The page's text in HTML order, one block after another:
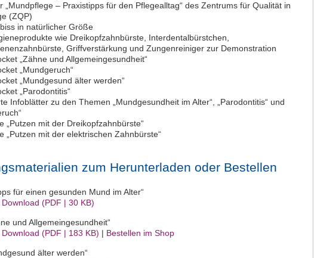
„Mundpflege – Praxistipps für den Pflegealltag“ des Zentrums für Qualität in
(ZQP)
in natürlicher Größe
wie Dreikopfzahnbürste, Interdentalbürstchen,
Griffverstärkung und Zungenreiniger zur Demonstration
„Zähne und Allgemeingesundheit“
„Mundgeruch“
„Mundgesund älter werden“
„Parodontitis“
Infoblätter zu den Themen „Mundgesundheit im Alter“, „Parodontitis“ und
„Putzen mit der Dreikopfzahnbürste“
„Putzen mit der elektrischen Zahnbürste“
zum Herunterladen oder Bestellen
für einen gesunden Mund im Alter“
(PDF | 30 KB)
und Allgemeingesundheit“
(PDF | 183 KB) | Bestellen im Shop
älter werden“